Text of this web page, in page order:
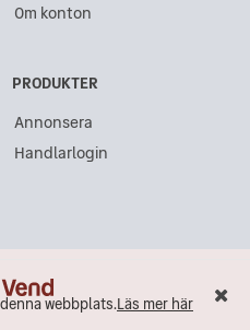
webbplats.Läs mer här
Om konton
PRODUKTER
Annonsera
Handlarlogin
denna webbplats.Läs mer här